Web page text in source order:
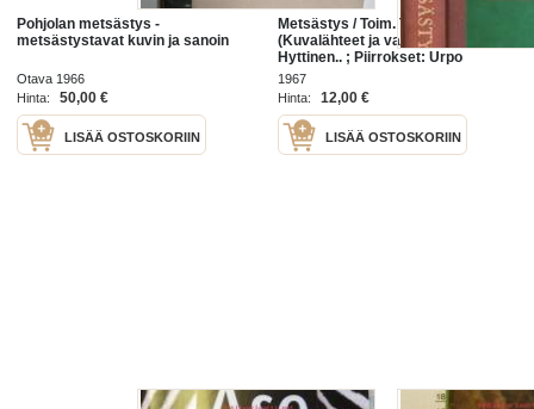
Pohjolan metsästys -
metsästystavat kuvin ja sanoin
Otava 1966
Hinta:
50,00 €
LISÄÄ OSTOSKORIIN
Metsästys / Toim. Teppo Lampio ;
(Kuvalähteet ja valokuvaajat: Erkki
Hyttinen.. ; Piirrokset: Urpo
Huhtanen, Niilo Talvenheimo,
AKAH.).
1967
Hinta:
12,00 €
LISÄÄ OSTOSKORIIN